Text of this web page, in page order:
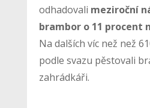
odhadovali meziroční
brambor o 11 procent
Na dalších víc než než
podle svazu pěstovali
zahrádkáři.